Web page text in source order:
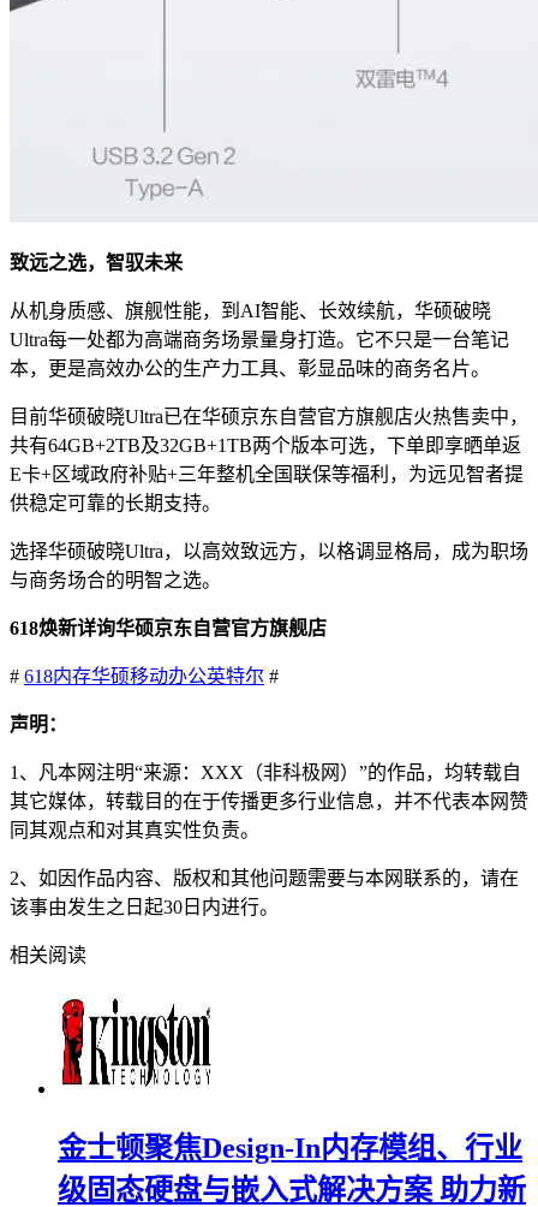
致远之选，智驭未来
从机身质感、旗舰性能，到AI智能、长效续航，华硕破晓
Ultra每一处都为高端商务场景量身打造。它不只是一台笔记
本，更是高效办公的生产力工具、彰显品味的商务名片。
目前华硕破晓Ultra已在华硕京东自营官方旗舰店火热售卖中，
共有64GB+2TB及32GB+1TB两个版本可选，下单即享晒单返
E卡+区域政府补贴+三年整机全国联保等福利，为远见智者提
供稳定可靠的长期支持。
选择华硕破晓Ultra，以高效致远方，以格调显格局，成为职场
与商务场合的明智之选。
618焕新详询华硕京东自营官方旗舰店
# 618内存华硕移动办公英特尔 #
声明：
1、凡本网注明“来源：XXX（非科极网）”的作品，均转载自
其它媒体，转载目的在于传播更多行业信息，并不代表本网赞
同其观点和对其真实性负责。
2、如因作品内容、版权和其他问题需要与本网联系的，请在
该事由发生之日起30日内进行。
相关阅读
金士顿聚焦Design-In内存模组、行业
级固态硬盘与嵌入式解决方案 助力新